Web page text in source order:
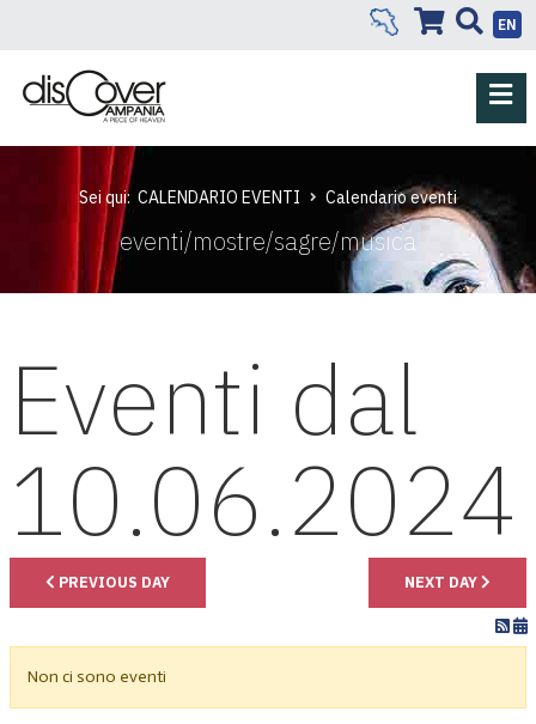
EN
Sei qui: CALENDARIO EVENTI Calendario eventi
eventi/mostre/sagre/musica
Eventi dal
10.06.2024
PREVIOUS DAY NEXT DAY
Non ci sono eventi